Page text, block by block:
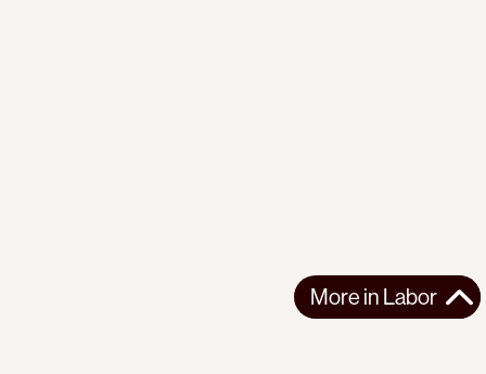
More in Labor